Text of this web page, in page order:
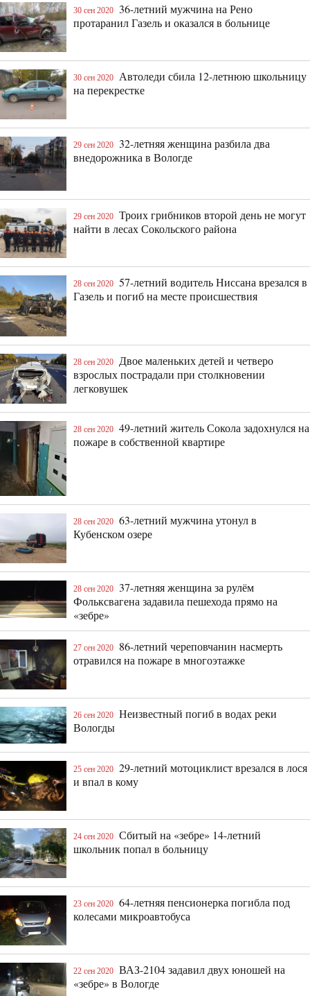
30 сен 2020
36-летний мужчина на Рено
протаранил Газель и оказался в больнице
30 сен 2020
Автоледи сбила 12-летнюю школьницу
на перекрестке
29 сен 2020
32-летняя женщина разбила два
внедорожника в Вологде
29 сен 2020 Троих грибников второй день не могут
найти в лесах Сокольского района
28 сен 2020 57-летний водитель Ниссана врезался в
Газель и погиб на месте происшествия
28 сен 2020
Двое маленьких детей и четверо
взрослых пострадали при столкновении
легковушек
28 сен 2020 49-летний житель Сокола задохнулся на
пожаре в собственной квартире
28 сен 2020 63-летний мужчина утонул в
Кубенском озере
28 сен 2020
37-летняя женщина за рулём
Фольксвагена задавила пешехода прямо на
«зебре»
27 сен 2020
86-летний череповчанин насмерть
отравился на пожаре в многоэтажке
26 сен 2020 Неизвестный погиб в водах реки
Вологды
25 сен 2020 29-летний мотоциклист врезался в лося
и впал в кому
24 сен 2020 Сбитый на «зебре» 14-летний
школьник попал в больницу
23 сен 2020 64-летняя пенсионерка погибла под
колесами микроавтобуса
22 сен 2020 ВАЗ-2104 задавил двух юношей на
«зебре» в Вологде